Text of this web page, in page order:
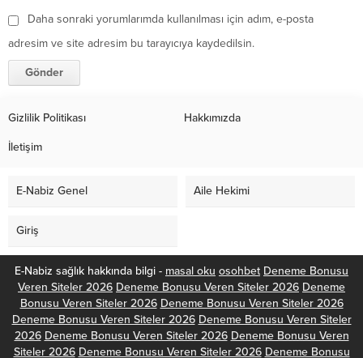
Daha sonraki yorumlarımda kullanılması için adım, e-posta
adresim ve site adresim bu tarayıcıya kaydedilsin.
Gizlilik Politikası Hakkımızda
İletişim
E-Nabiz Genel Aile Hekimi
Giriş
E-Nabiz sağlık hakkında bilgi - masal oku osohbet Deneme Bonusu
Veren Siteler 2026 Deneme Bonusu Veren Siteler 2026 Deneme
Bonusu Veren Siteler 2026 Deneme Bonusu Veren Siteler 2026
Deneme Bonusu Veren Siteler 2026 Deneme Bonusu Veren Siteler
2026 Deneme Bonusu Veren Siteler 2026 Deneme Bonusu Veren
Siteler 2026 Deneme Bonusu Veren Siteler 2026 Deneme Bonusu